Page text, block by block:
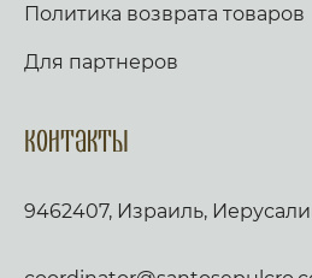
Политика возврата товаров
Для партнеров
Контакты
9462407, Израиль,